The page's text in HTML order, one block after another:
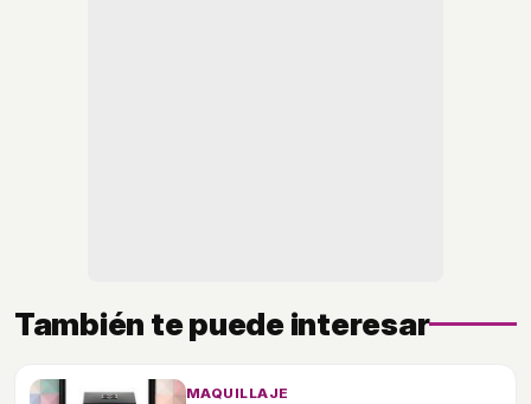
También te puede interesar
MAQUILLAJE